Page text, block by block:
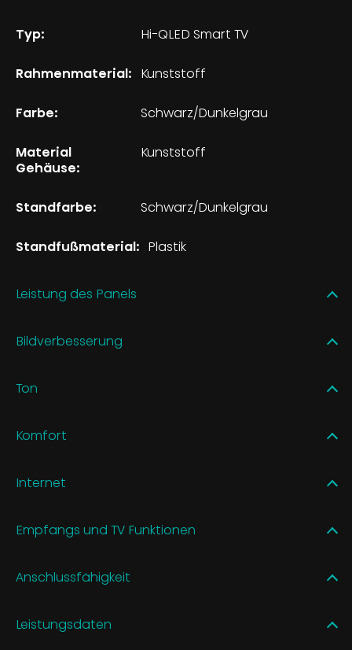
Typ: Hi-QLED Smart TV
Rahmenmaterial: Kunststoff
Farbe: Schwarz/Dunkelgrau
Material
Gehäuse:
Kunststoff
Standfarbe: Schwarz/Dunkelgrau
Standfußmaterial: Plastik
Leistung des Panels
Bildverbesserung
Ton
Komfort
Internet
Empfangs und TV Funktionen
Anschlussfähigkeit
Leistungsdaten